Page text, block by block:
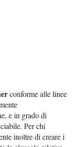
conforme alle linee
e in grado di
Per chi
inoltre di creare i